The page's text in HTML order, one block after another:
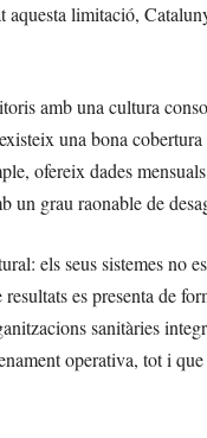
limitació,
amb una cultura
una bona
ofereix dades
un grau raonable de
els seus sistemes no
es presenta de
sanitàries
operativa, tot i